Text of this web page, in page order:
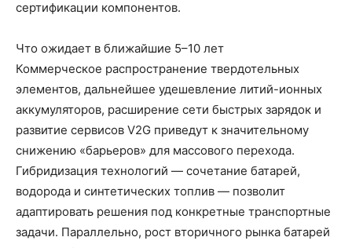
сертификации компонентов.
Что ожидает в ближайшие 5–10 лет
Коммерческое распространение твердотельных
элементов, дальнейшее удешевление литий-ионных
аккумуляторов, расширение сети быстрых зарядок и
развитие сервисов V2G приведут к значительному
снижению «барьеров» для массового перехода.
Гибридизация технологий — сочетание батарей,
водорода и синтетических топлив — позволит
адаптировать решения под конкретные транспортные
задачи. Параллельно, рост вторичного рынка батарей